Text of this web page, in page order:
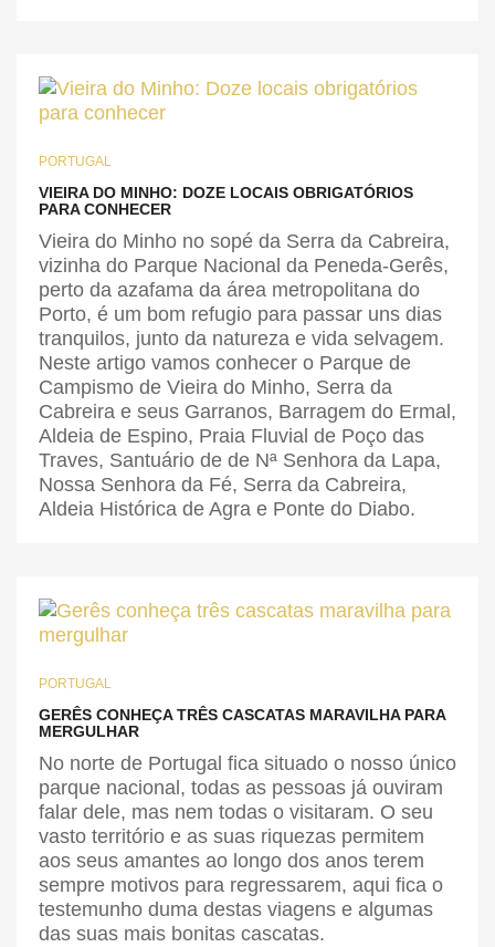
PORTUGAL
VIEIRA DO MINHO: DOZE LOCAIS OBRIGATÓRIOS
PARA CONHECER
Vieira do Minho no sopé da Serra da Cabreira,
vizinha do Parque Nacional da Peneda-Gerês,
perto da azafama da área metropolitana do
Porto, é um bom refugio para passar uns dias
tranquilos, junto da natureza e vida selvagem.
Neste artigo vamos conhecer o Parque de
Campismo de Vieira do Minho, Serra da
Cabreira e seus Garranos, Barragem do Ermal,
Aldeia de Espino, Praia Fluvial de Poço das
Traves, Santuário de de Nª Senhora da Lapa,
Nossa Senhora da Fé, Serra da Cabreira,
Aldeia Histórica de Agra e Ponte do Diabo.
PORTUGAL
GERÊS CONHEÇA TRÊS CASCATAS MARAVILHA PARA
MERGULHAR
No norte de Portugal fica situado o nosso único
parque nacional, todas as pessoas já ouviram
falar dele, mas nem todas o visitaram. O seu
vasto território e as suas riquezas permitem
aos seus amantes ao longo dos anos terem
sempre motivos para regressarem, aqui fica o
testemunho duma destas viagens e algumas
das suas mais bonitas cascatas.